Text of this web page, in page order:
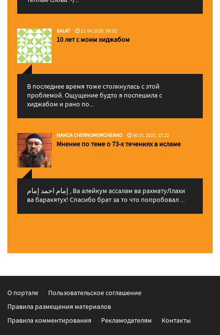
SALAT 11.04.2025, 09:02
10 лет с моим хиджабом
В последнее время тоже столкнулась с этой
проблемой. Ощущение будто я поспешила с
хиджабом и рано по...
HAMZA CHERNOMORCHENKO 30.01.2025, 15:22
Мнение по теме о 73-х течениях в исламе
إمام احمد إمام , Ва алейкум ассалам ва рахматуЛлахи
ва баракятух! Спасибо брат за то что попробовал ...
О портале
Пользовательское соглашение
Правила размещения материалов
Правила комментирования
Рекламодателям Контакты